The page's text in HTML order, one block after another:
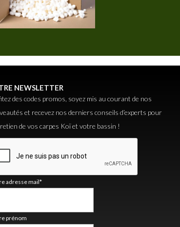
NEWSLETTER
des codes promos, soyez mis au courant de nos
et recevez nos derniers conseils d’experts pour
de vos carpes Koï et votre bassin !
adresse mail*
prénom